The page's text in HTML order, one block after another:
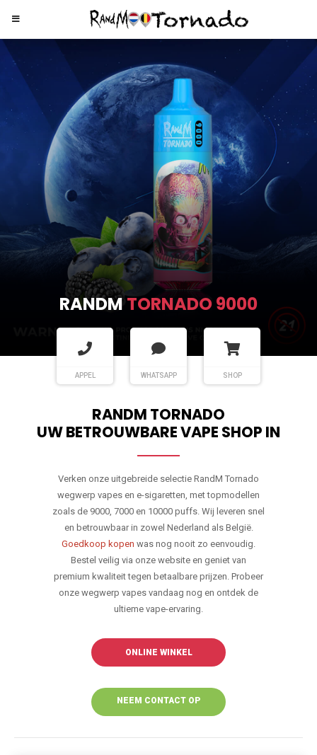
RANDMTORNADO 9000
APPEL WHATSAPP SHOP
RANDM TORNADO
UW BETROUWBARE VAPE SHOP IN
Verken onze uitgebreide selectie RandM Tornado
wegwerp vapes en e-sigaretten, met topmodellen
zoals de 9000, 7000 en 10000 puffs. Wij leveren snel
en betrouwbaar in zowel Nederland als België.
Goedkoop kopen was nog nooit zo eenvoudig.
Bestel veilig via onze website en geniet van
premium kwaliteit tegen betaalbare prijzen. Probeer
onze wegwerp vapes vandaag nog en ontdek de
ultieme vape-ervaring.
ONLINE WINKEL
NEEM CONTACT OP